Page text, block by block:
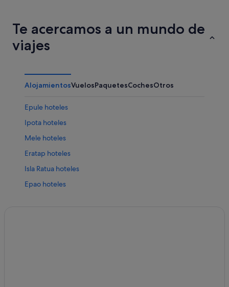
Te acercamos a un mundo de
viajes
AlojamientosVuelosPaquetesCochesOtros
Epule hoteles
Ipota hoteles
Mele hoteles
Eratap hoteles
Isla Ratua hoteles
Epao hoteles